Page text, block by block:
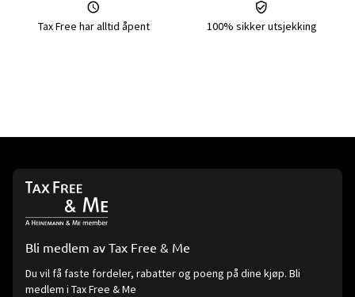
Tax Free har alltid åpent 100% sikker utsjekking
Bli medlem av Tax Free & Me
Du vil få faste fordeler, rabatter og poeng på dine kjøp. Bli
medlem i Tax Free & Me